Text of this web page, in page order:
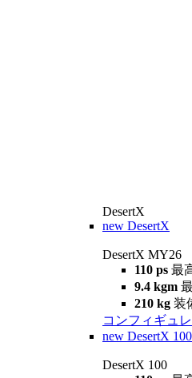
DesertX
new DesertX
DesertX MY26
110 ps 最
9.4 kgm
210 kg 装
コンフィギュ
new DesertX 100
DesertX 100